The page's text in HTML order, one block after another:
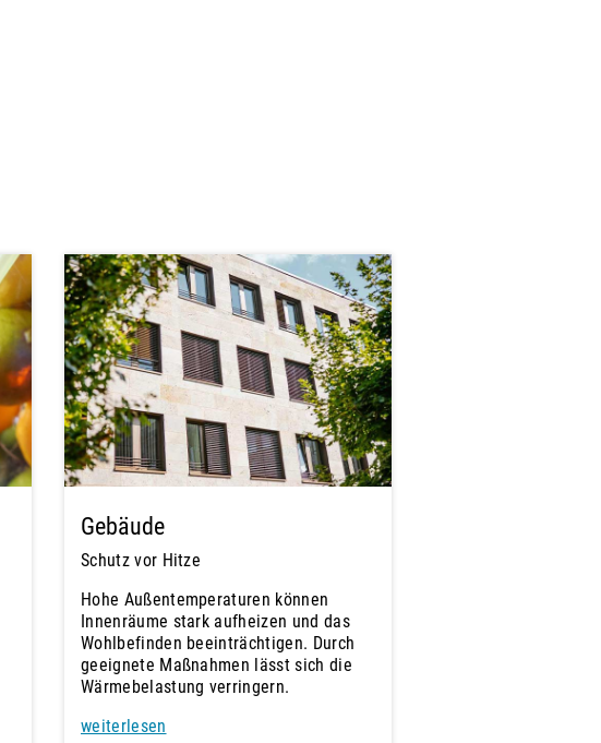
Gebäude
Schutz vor Hitze
Hohe Außentemperaturen können
Innenräume stark aufheizen und das
Wohlbefinden beeinträchtigen. Durch
geeignete Maßnahmen lässt sich die
Wärmebelastung verringern.
weiterlesen